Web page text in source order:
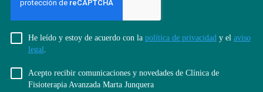
He leído y estoy de acuerdo con la política de privacidady el aviso
legal.
Acepto recibir comunicaciones y novedades de Clínica de
Fisioterapia Avanzada Marta Junquera